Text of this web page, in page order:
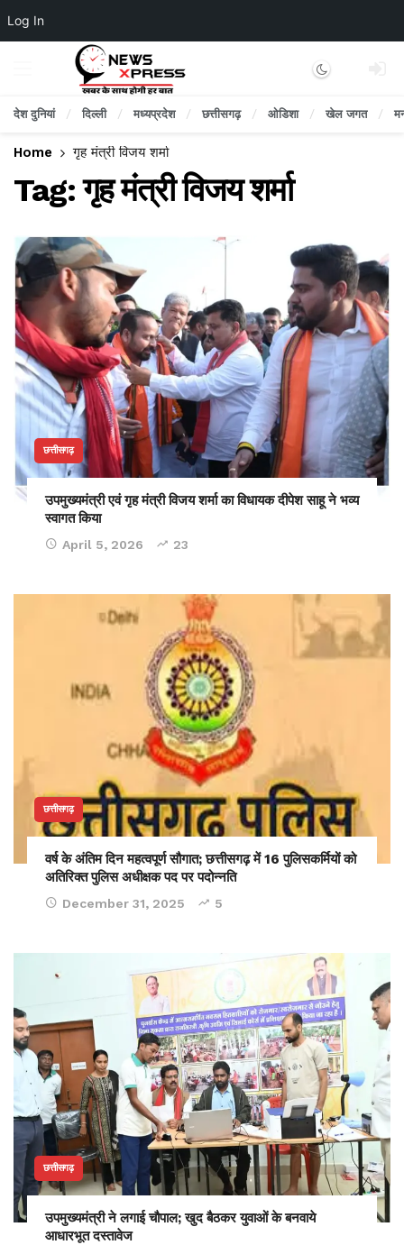
Log In
Dark mode
देश दुनियां दिल्ली मध्यप्रदेश छत्तीसगढ़ ओडिशा खेल जगत
Home गृह मंत्री विजय शर्मा
Tag:गृह मंत्री विजय शर्मा
छत्तीसगढ़
उपमुख्यमंत्री एवं गृह मंत्री विजय शर्मा का विधायक दीपेश साहू ने भव्य
स्वागत किया
April 5, 2026 23
छत्तीसगढ़
वर्ष के अंतिम दिन महत्वपूर्ण सौगात; छत्तीसगढ़ में 16 पुलिसकर्मियों को
अतिरिक्त पुलिस अधीक्षक पद पर पदोन्नति
December 31, 2025 5
छत्तीसगढ़
उपमुख्यमंत्री ने लगाई चौपाल; खुद बैठकर युवाओं के बनवाये
आधारभूत दस्तावेज